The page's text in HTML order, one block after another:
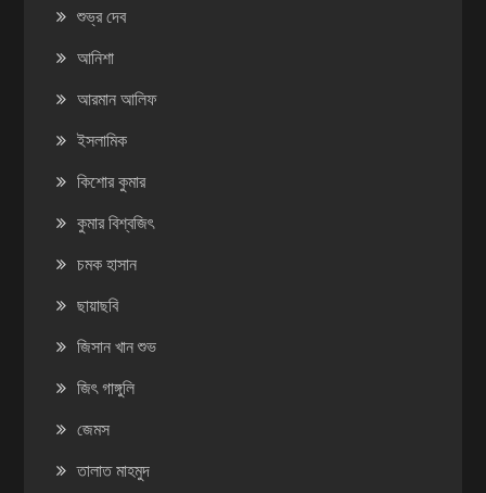
শুভ্র দেব
আনিশা
আরমান আলিফ
ইসলামিক
কিশোর কুমার
কুমার বিশ্বজিৎ
চমক হাসান
ছায়াছবি
জিসান খান শুভ
জিৎ গাঙ্গুলি
জেমস
তালাত মাহমুদ